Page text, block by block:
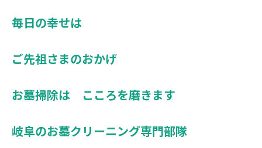
毎日の幸せは
ご先祖さまのおかげ
お墓掃除は こころを磨きます
岐阜のお墓クリーニング専門部隊